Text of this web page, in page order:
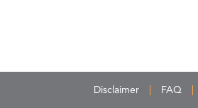
Disclaimer FAQ